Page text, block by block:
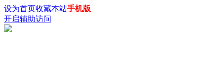
设为首页收藏本站手机版
开启辅助访问